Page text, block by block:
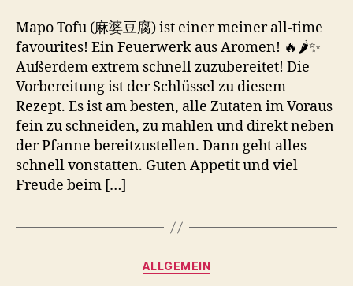
豆
腐
Mapo Tofu (麻婆豆腐) ist einer meiner all-time
favourites! Ein Feuerwerk aus Aromen! 🔥🌶️✨
Außerdem extrem schnell zuzubereitet! Die
Vorbereitung ist der Schlüssel zu diesem
Rezept. Es ist am besten, alle Zutaten im Voraus
fein zu schneiden, zu mahlen und direkt neben
der Pfanne bereitzustellen. Dann geht alles
schnell vonstatten. Guten Appetit und viel
Freude beim […]
Kategorien
ALLGEMEIN